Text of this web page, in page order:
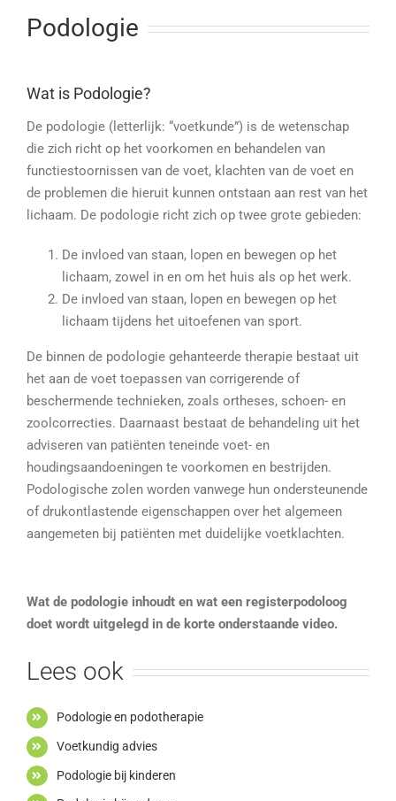
Podologie
Wat is Podologie?
De podologie (letterlijk: “voetkunde”) is de wetenschap
die zich richt op het voorkomen en behandelen van
functiestoornissen van de voet, klachten van de voet en
de problemen die hieruit kunnen ontstaan aan rest van het
lichaam. De podologie richt zich op twee grote gebieden:
De invloed van staan, lopen en bewegen op het
lichaam, zowel in en om het huis als op het werk.
De invloed van staan, lopen en bewegen op het
lichaam tijdens het uitoefenen van sport.
De binnen de podologie gehanteerde therapie bestaat uit
het aan de voet toepassen van corrigerende of
beschermende technieken, zoals ortheses, schoen- en
zoolcorrecties. Daarnaast bestaat de behandeling uit het
adviseren van patiënten teneinde voet- en
houdingsaandoeningen te voorkomen en bestrijden.
Podologische zolen worden vanwege hun ondersteunende
of drukontlastende eigenschappen over het algemeen
aangemeten bij patiënten met duidelijke voetklachten.
Wat de podologie inhoudt en wat een registerpodoloog
doet wordt uitgelegd in de korte onderstaande video.
Lees ook
Podologie en podotherapie
Voetkundig advies
Podologie bij kinderen